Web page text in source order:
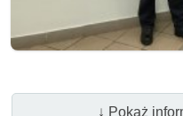
↓ Pokaż